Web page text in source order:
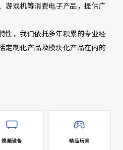
游戏机等消费电子产品，提供广
性，我们依托多年积累的专业经
定制化产品及模块化产品在内的
视频设备 精品玩具